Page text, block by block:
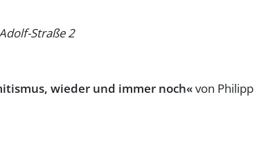
Straße 2
wieder und immer noch«von Philipp